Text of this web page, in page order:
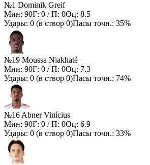
№1 Dominik Greif
Мин: 90Г: 0 / П: 0Оц: 8.5
Удары: 0 (в створ 0)Пасы точн.: 35%
№19 Moussa Niakhaté
Мин: 90Г: 0 / П: 0Оц: 7.3
Удары: 0 (в створ 0)Пасы точн.: 74%
№16 Abner Vinícius
Мин: 90Г: 0 / П: 0Оц: 6.9
Удары: 0 (в створ 0)Пасы точн.: 33%